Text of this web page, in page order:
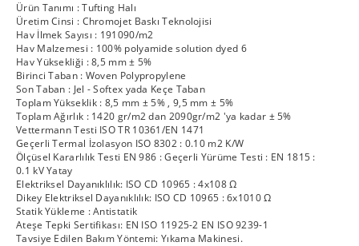
Ürün Tanımı : Tufting Halı
Üretim Cinsi : Chromojet Baskı Teknolojisi
Hav İlmek Sayısı : 191090/m2
Hav Malzemesi : 100% polyamide solution dyed 6
Hav Yüksekliği : 8,5 mm ± 5%
Birinci Taban : Woven Polypropylene
Son Taban : Jel - Softex yada Keçe Taban
Toplam Yükseklik : 8,5 mm ± 5% , 9,5 mm ± 5%
Toplam Ağırlık : 1420 gr/m2 dan 2090gr/m2 'ya kadar ± 5%
Vettermann Testi ISO TR 10361/EN 1471
Geçerli Termal İzolasyon ISO 8302 : 0.10 m2 K/W
Ölçüsel Kararlılık Testi EN 986 : Geçerli Yürüme Testi : EN 1815 :
0.1 kV Yatay
Elektriksel Dayanıklılık: ISO CD 10965 : 4x108 Ω
Dikey Elektriksel Dayanıklılık: ISO CD 10965 : 6x1010 Ω
Statik Yükleme : Antistatik
Ateşe Tepki Sertifikası: EN ISO 11925-2 EN ISO 9239-1
Tavsiye Edilen Bakım Yöntemi: Yıkama Makinesi.